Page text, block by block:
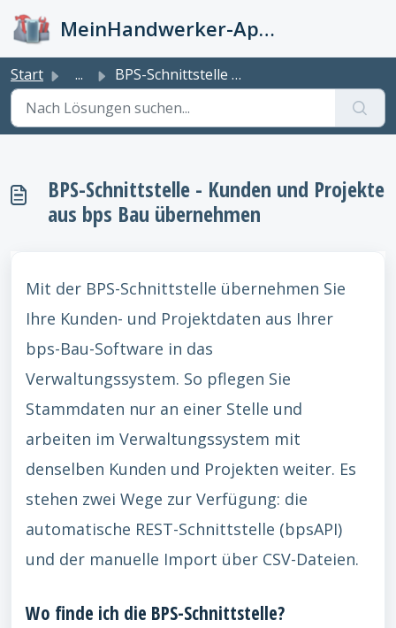
MeinHandwerker-App Info-Kiste
Start ... BPS-Schnittstelle - Kunden und Projekte aus bps Bau übern...
BPS-Schnittstelle - Kunden und Projekte
aus bps Bau übernehmen
Mit der BPS-Schnittstelle übernehmen Sie
Ihre Kunden- und Projektdaten aus Ihrer
bps-Bau-Software in das
Verwaltungssystem. So pflegen Sie
Stammdaten nur an einer Stelle und
arbeiten im Verwaltungssystem mit
denselben Kunden und Projekten weiter. Es
stehen zwei Wege zur Verfügung: die
automatische REST-Schnittstelle (bpsAPI)
und der manuelle Import über CSV-Dateien.
Wo finde ich die BPS-Schnittstelle?